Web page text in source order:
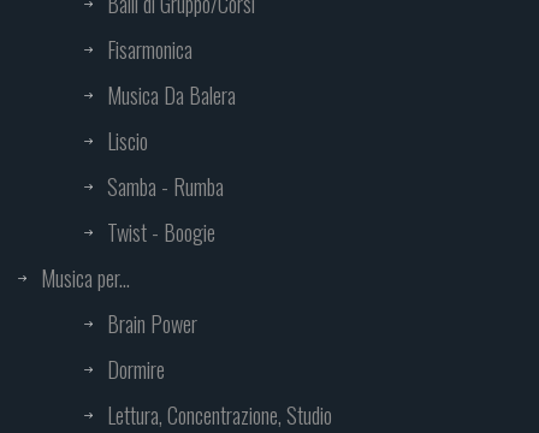
Fisarmonica
Musica Da Balera
Liscio
Samba - Rumba
Twist - Boogie
Musica per...
Brain Power
Dormire
Lettura, Concentrazione, Studio